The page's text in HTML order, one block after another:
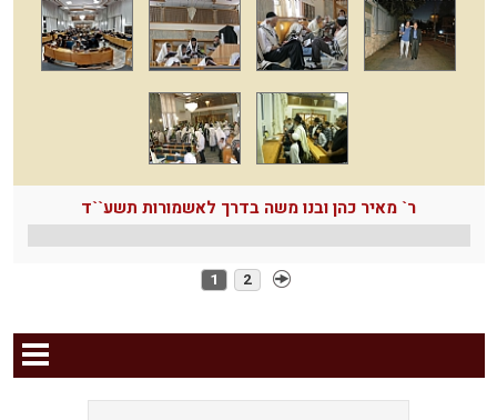
ר` מאיר כהן ובנו משה בדרך לאשמורות תשע``ד
1 2